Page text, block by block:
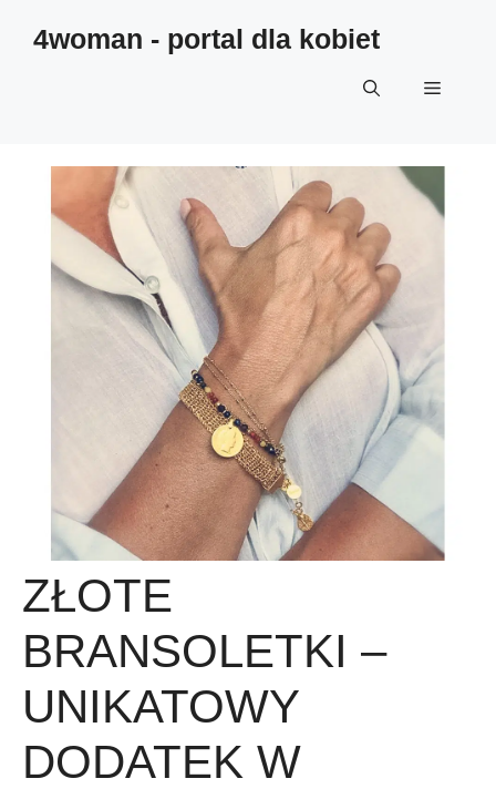
4woman - portal dla kobiet
ZŁOTE
BRANSOLETKI –
UNIKATOWY
DODATEK W